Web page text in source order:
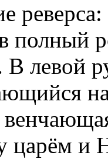
реверса:
полный
В левой
царём и